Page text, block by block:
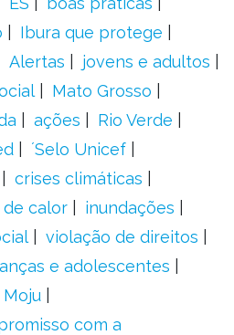
Ibura que protege
Alertas
jovens e adultos
Mato Grosso
ações
Rio Verde
´Selo Unicef
crises climáticas
de calor
inundações
violação de direitos
e adolescentes
Moju
com a